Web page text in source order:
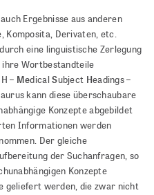
Ergebnisse aus anderen
Komposita, Derivaten, etc.
eine linguistische Zerlegung
Wortbestandteile
– MedicalSubject Headings –
kann diese überschaubare
Konzepte abgebildet
Informationen werden
Der gleiche
der Suchanfragen, so
Konzepte
geliefert werden, die zwar nicht